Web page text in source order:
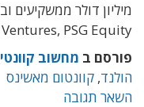
Ventures, PSG Equity ו-אביגדור וילנץ.
פורסם ב מחשוב קוונטי
הולנד, קוונטום מאשינס
השאר תגובה